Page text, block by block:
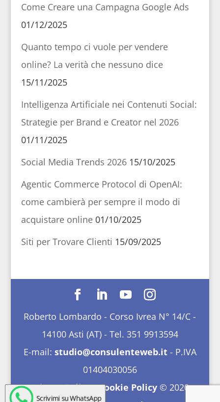
Come Creare una Campagna Google Ads
01/12/2025
Quanto tempo ci vuole per vendere
online? La verità che nessuno dice
15/11/2025
Intelligenza Artificiale nei Contenuti Social:
Strategie per Brand e Creator nel 2026
01/11/2025
Social Media Trends 2026 15/10/2025
Agentic Commerce Protocol di OpenAI:
come cambierà per sempre il modo di
acquistare online 01/10/2025
Siti per Trovare Clienti 15/09/2025
Roberto Lombardo - Corso Ivrea N° 14/C -
14100 Asti (AT) - Tel. 351 9913594
E-mail: studio@consulenteweb.it- P.IVA
01404030056
Privacy Policy-Cookie Policy © 2020
Scrivimi su WhatsApp